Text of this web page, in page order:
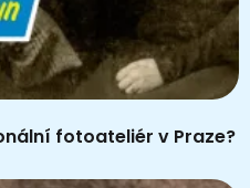
fotoateliér v Praze?